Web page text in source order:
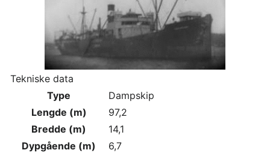
Tekniske data
Type
Dampskip
Lengde (m)
97,2
Bredde (m)
14,1
Dypgående (m)
6,7